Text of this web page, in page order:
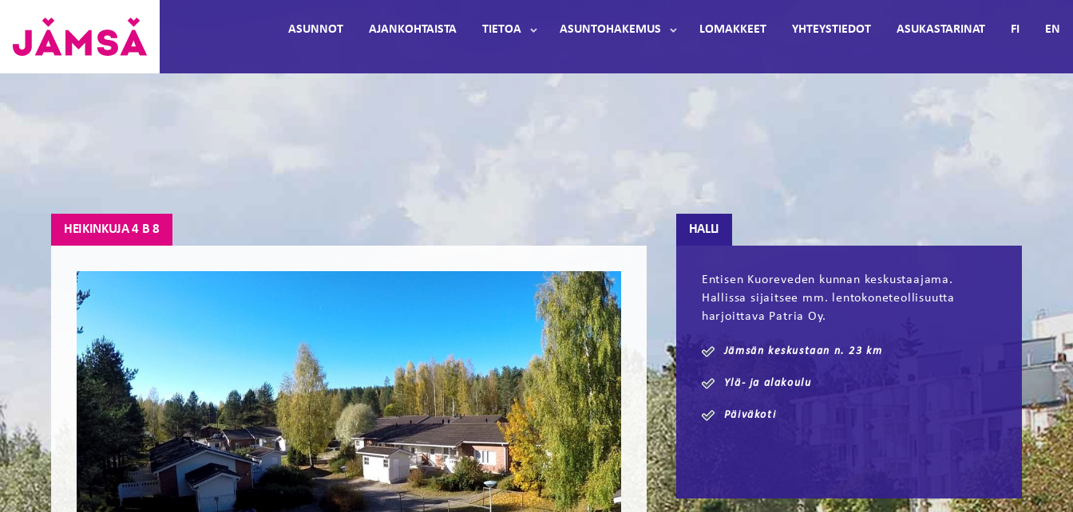
sisältöön
ASUNNOT AJANKOHTAISTA TIETOA ASUNTOHAKEMUS LOMAKKEET YHTEYSTIEDOT ASUKASTARINAT FI EN
HEIKINKUJA 4 B 8 HALLI
Entisen Kuoreveden kunnan keskustaajama.
Hallissa sijaitsee mm. lentokoneteollisuutta
harjoittava Patria Oy.
Jämsän keskustaan n. 23 km
Ylä- ja alakoulu
Päiväkoti